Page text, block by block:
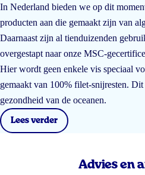
In Nederland bieden we op dit
producten aan die gemaakt zijn van
Daarnaast zijn al tienduizenden
overgestapt naar onze MSC-
Hier wordt geen enkele vis speciaal
gemaakt van 100% filet-snijresten.
gezondheid van de oceanen.
Lees verder
Advies en